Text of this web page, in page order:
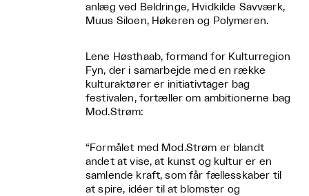
anlæg ved Beldringe, Hvidkilde Savværk,
Muus Siloen, Høkeren og Polymeren.
Lene Høsthaab, formand for Kulturregion
Fyn, der i samarbejde med en række
kulturaktører er initiativtager bag
festivalen, fortæller om ambitionerne bag
Mod.Strøm:
“Formålet med Mod.Strøm er blandt
andet at vise, at kunst og kultur er en
samlende kraft, som får fællesskaber til
at spire, idéer til at blomster og